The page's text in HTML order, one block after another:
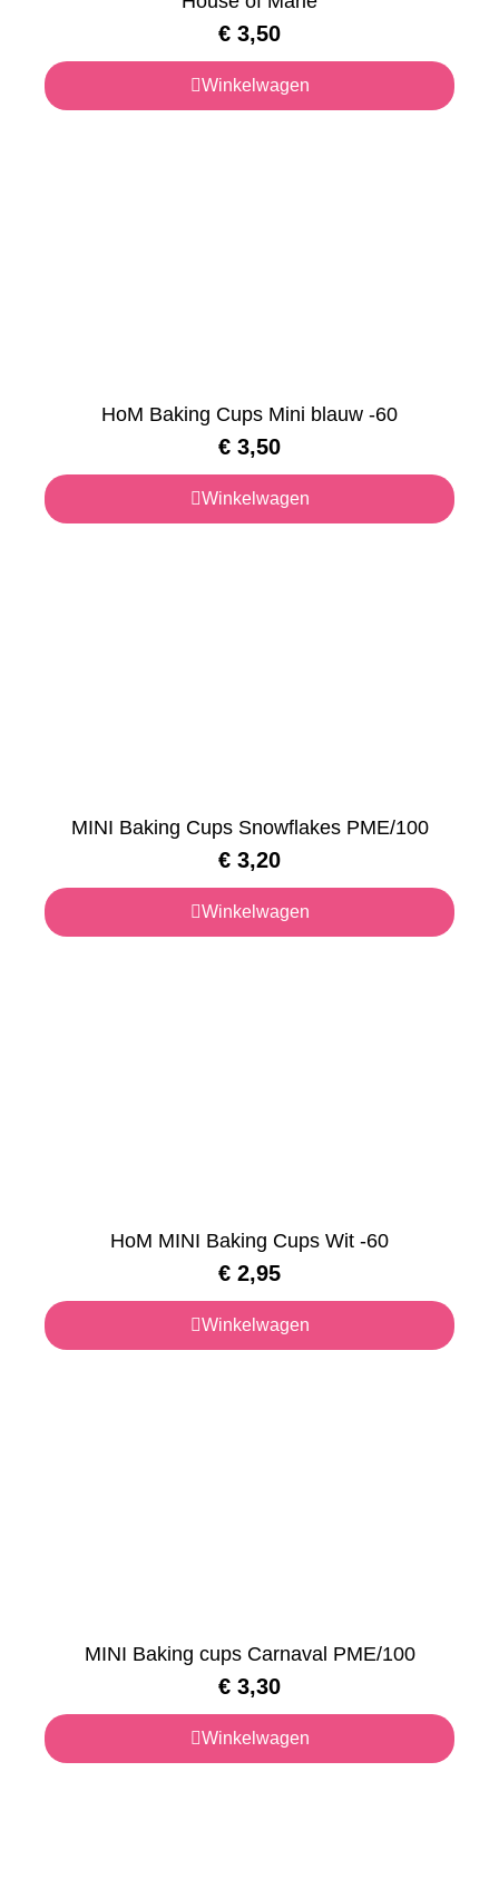
€ 3,50
Winkelwagen
HoM Baking Cups Mini blauw -60
€ 3,50
Winkelwagen
MINI Baking Cups Snowflakes PME/100
€ 3,20
Winkelwagen
HoM MINI Baking Cups Wit -60
€ 2,95
Winkelwagen
MINI Baking cups Carnaval PME/100
€ 3,30
Winkelwagen